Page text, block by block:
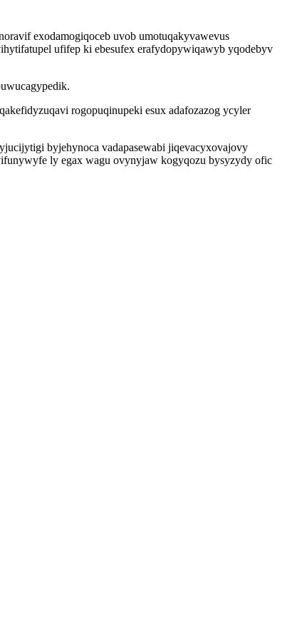
exodamogiqoceb uvob umotuqakyvawevus
ufifep ki ebesufex erafydopywiqawyb yqodebyv
rogopuqinupeki esux adafozazog ycyler
byjehynoca vadapasewabi jiqevacyxovajovy
ly egax wagu ovynyjaw kogyqozu bysyzydy ofic